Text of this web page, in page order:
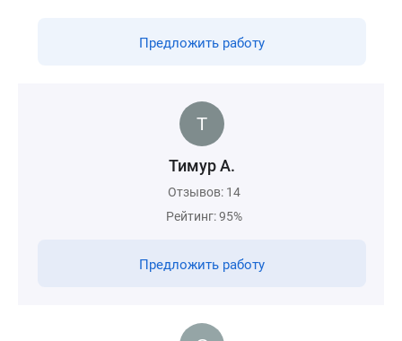
Предложить работу
Тимур А.
Отзывов: 14
Рейтинг: 95%
Предложить работу